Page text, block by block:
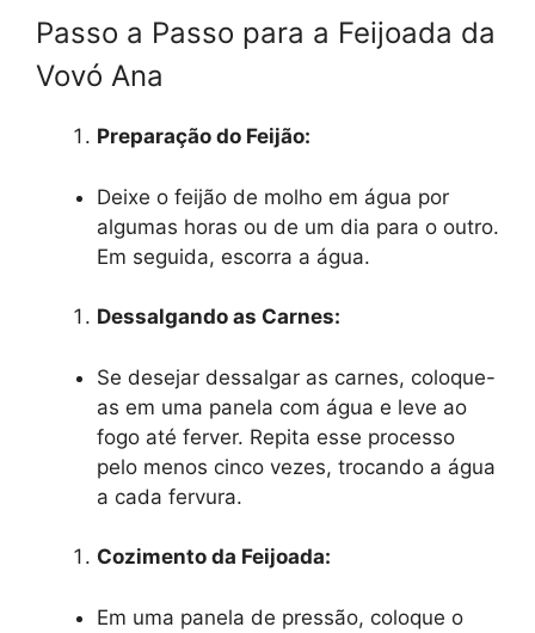
Passo a Passo para a Feijoada da
Vovó Ana
Preparação do Feijão:
Deixe o feijão de molho em água por
algumas horas ou de um dia para o outro.
Em seguida, escorra a água.
Dessalgando as Carnes:
Se desejar dessalgar as carnes, coloque-
as em uma panela com água e leve ao
fogo até ferver. Repita esse processo
pelo menos cinco vezes, trocando a água
a cada fervura.
Cozimento da Feijoada:
Em uma panela de pressão, coloque o